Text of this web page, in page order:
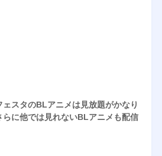
ェスタのBLアニメは見放題がかなり
らに他では見れないBLアニメも配信